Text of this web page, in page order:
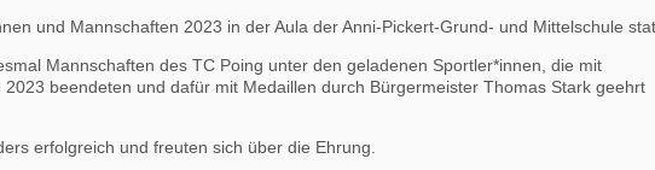
und Mannschaften 2023 in der Aula der Anni-Pickert-Grund- und Mittelschule
Mannschaften des TC Poing unter den geladenen Sportler*innen, die mit
beendeten und dafür mit Medaillen durch Bürgermeister Thomas Stark geehrt
erfolgreich und freuten sich über die Ehrung.